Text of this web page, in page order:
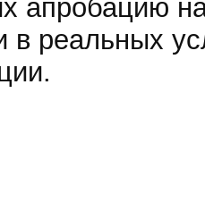
апробацию
в реальных